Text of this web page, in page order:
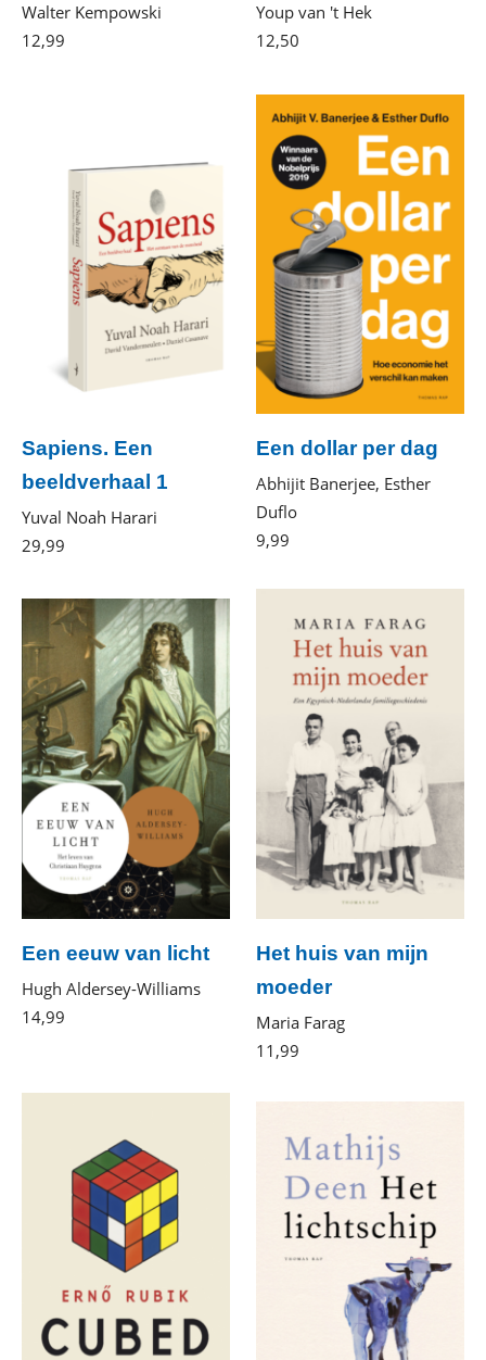
Walter Kempowski
12,99
Youp van 't Hek
12,50
Sapiens. Een
beeldverhaal 1
Yuval Noah Harari
29,99
Een dollar per dag
Abhijit Banerjee, Esther
Duflo
9,99
Een eeuw van licht
Hugh Aldersey-Williams
14,99
Het huis van mijn
moeder
Maria Farag
11 ,99